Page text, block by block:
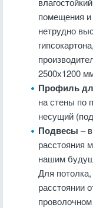
помещения и
нетрудно
2500х1200
Профиль
на стены по
несущий
Подвесы –
расстояния
нашим
Для
расстоянии